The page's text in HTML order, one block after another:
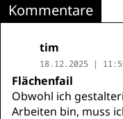
Kommentare
tim
18.12.2025 |
Flächenfail
Obwohl ich
Arbeiten bin, muss